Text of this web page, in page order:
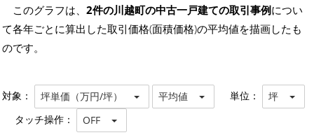
このグラフは、 2件の川越町の中古一戸建ての取引事例につい
て各年ごとに算出した取引価格(面積価格)の平均値を描画したも
のです。
対象： 坪単価（万円/坪） 平均値 単位： 坪
タッチ操作： OFF